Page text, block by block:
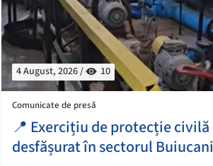
4 August, 2026 / 10
Comunicate de presă
📍 Exercițiu de protecție civilă
desfășurat în sectorul Buiucani